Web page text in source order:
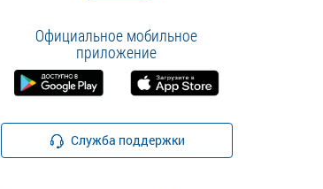
Официальное мобильное
приложение
Служба поддержки